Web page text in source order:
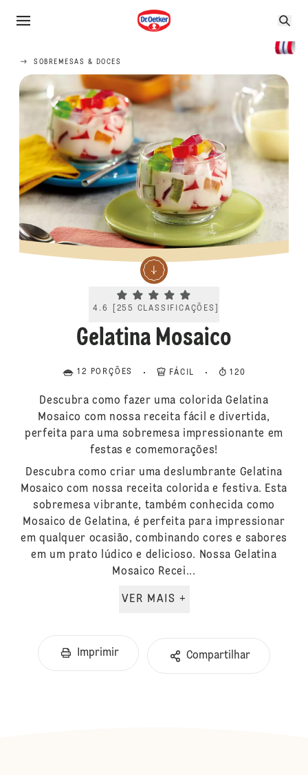
SOBREMESAS & DOCES
Current rating 4.6. Click to rate.
4.6 255 CLASSIFICAÇÕES
Gelatina Mosaico
12 PORÇÕES FÁCIL 120
Descubra como fazer uma colorida Gelatina
Mosaico com nossa receita fácil e divertida,
perfeita para uma sobremesa impressionante em
festas e comemorações!
Descubra como criar uma deslumbrante Gelatina
Mosaico com nossa receita colorida e festiva. Esta
sobremesa vibrante, também conhecida como
Mosaico de Gelatina, é perfeita para impressionar
em qualquer ocasião, combinando cores e sabores
em um prato lúdico e delicioso. Nossa Gelatina
Mosaico Recei...
VER MAIS +
Imprimir Compartilhar